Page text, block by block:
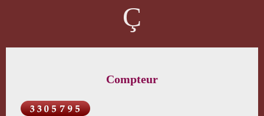
Ç
Compteur